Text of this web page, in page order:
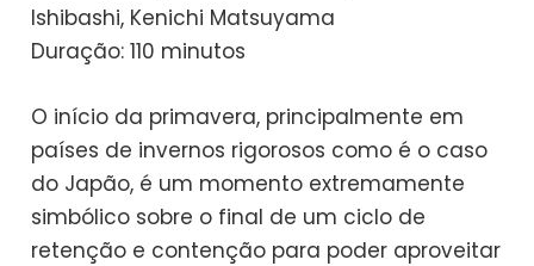
Ishibashi, Kenichi Matsuyama
Duração: 110 minutos
O início da primavera, principalmente em
países de invernos rigorosos como é o caso
do Japão, é um momento extremamente
simbólico sobre o final de um ciclo de
retenção e contenção para poder aproveitar